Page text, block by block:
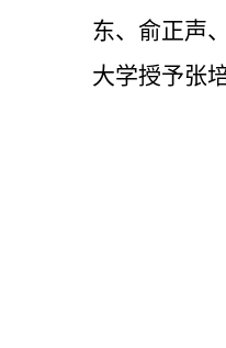
东、俞正声
大学授予张